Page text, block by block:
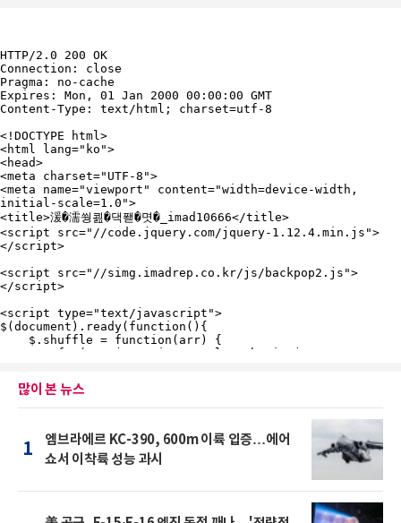
많이 본 뉴스
1
엠브라에르 KC-390, 600m 이륙 입증…에어
쇼서 이착륙 성능 과시